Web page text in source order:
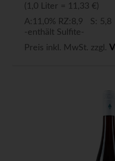
(1,0 Liter = 11,33 €)
A:11,0% RZ:8,9 S: 5,8
-enthält Sulfite-
Preis inkl. MwSt. zzgl.